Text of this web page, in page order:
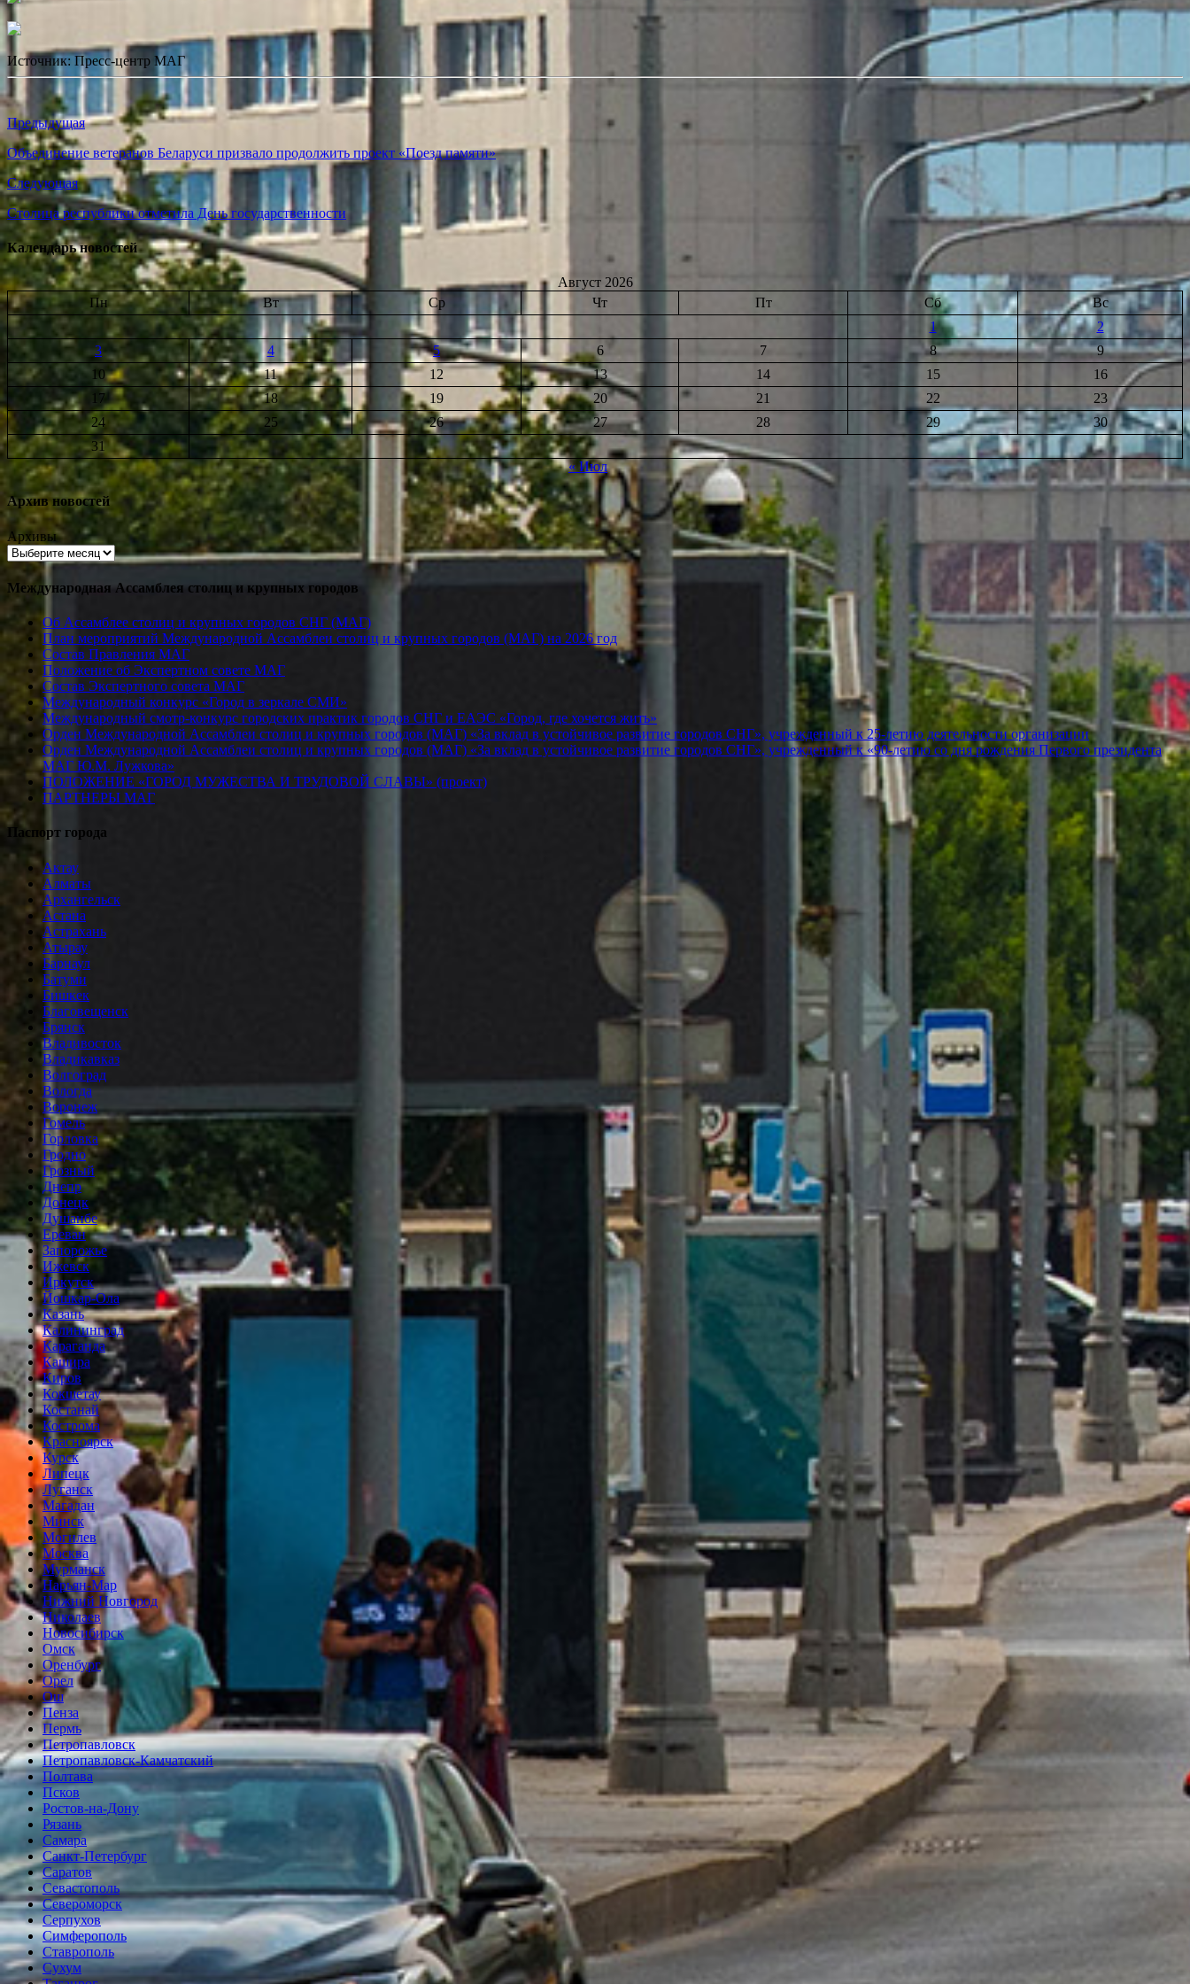
Источник: Пресс-центр МАГ
Предыдущая
Объединение ветеранов Беларуси призвало продолжить проект «Поезд памяти»
Следующая
Столица республики отметила День государственности
Календарь новостей
Август 2026
Пн
Вт Ср Чт Пт Сб
Вс
1
2
3
4 5 6 7 8
9
10
11 12 13 14 15
16
17
18 19 20 21 22
23
24
25 26 27 28 29
30
31
« Июл
Архив новостей
Архивы
Международная Ассамблея столиц и крупных городов
Об Ассамблее столиц и крупных городов СНГ (МАГ)
План мероприятий Международной Ассамблеи столиц и крупных городов (МАГ) на 2026 год
Состав Правления МАГ
Положение об Экспертном совете МАГ
Состав Экспертного совета МАГ
Международный конкурс «Город в зеркале СМИ»
Международный смотр-конкурс городских практик городов СНГ и ЕАЭС «Город, где хочется жить»
Орден Международной Ассамблеи столиц и крупных городов (МАГ) «За вклад в устойчивое развитие городов СНГ», учрежденный к 25-летию деятельности организации
Орден Международной Ассамблеи столиц и крупных городов (МАГ) «За вклад в устойчивое развитие городов СНГ», учрежденный к «90-летию со дня рождения Первого президента
МАГ Ю.М. Лужкова»
ПОЛОЖЕНИЕ «ГОРОД МУЖЕСТВА И ТРУДОВОЙ СЛАВЫ» (проект)
ПАРТНЕРЫ МАГ
Паспорт города
Актау
Алматы
Архангельск
Астана
Астрахань
Атырау
Барнаул
Батуми
Бишкек
Благовещенск
Брянск
Владивосток
Владикавказ
Волгоград
Вологда
Воронеж
Гомель
Горловка
Гродно
Грозный
Днепр
Донецк
Душанбе
Ереван
Запорожье
Ижевск
Иркутск
Йошкар-Ола
Казань
Калининград
Караганда
Кашира
Киров
Кокшетау
Костанай
Кострома
Красноярск
Курск
Липецк
Луганск
Магадан
Минск
Могилев
Москва
Мурманск
Нарьян-Мар
Нижний Новгород
Николаев
Новосибирск
Омск
Оренбург
Орел
Ош
Пенза
Пермь
Петропавловск
Петропавловск-Камчатский
Полтава
Псков
Ростов-на-Дону
Рязань
Самара
Санкт-Петербург
Саратов
Севастополь
Североморск
Серпухов
Симферополь
Ставрополь
Сухум